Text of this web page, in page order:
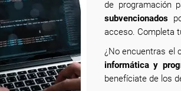
de programación
subvencionados
acceso. Completa
¿No encuentras el
informática y
benefíciate de los